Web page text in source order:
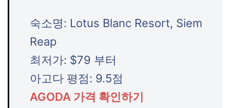
숙소명: Lotus Blanc Resort, Siem
Reap
최저가: $79 부터
아고다 평점: 9.5점
AGODA 가격 확인하기